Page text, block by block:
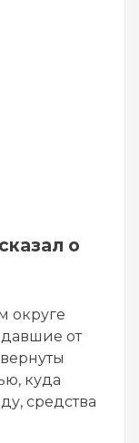
о
округе
от
куда
средства